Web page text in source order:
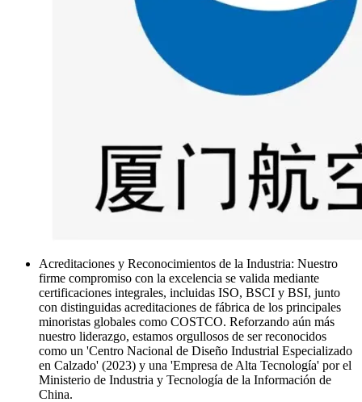
Acreditaciones y Reconocimientos de la Industria: Nuestro
firme compromiso con la excelencia se valida mediante
certificaciones integrales, incluidas ISO, BSCI y BSI, junto
con distinguidas acreditaciones de fábrica de los principales
minoristas globales como COSTCO. Reforzando aún más
nuestro liderazgo, estamos orgullosos de ser reconocidos
como un 'Centro Nacional de Diseño Industrial Especializado
en Calzado' (2023) y una 'Empresa de Alta Tecnología' por el
Ministerio de Industria y Tecnología de la Información de
China.